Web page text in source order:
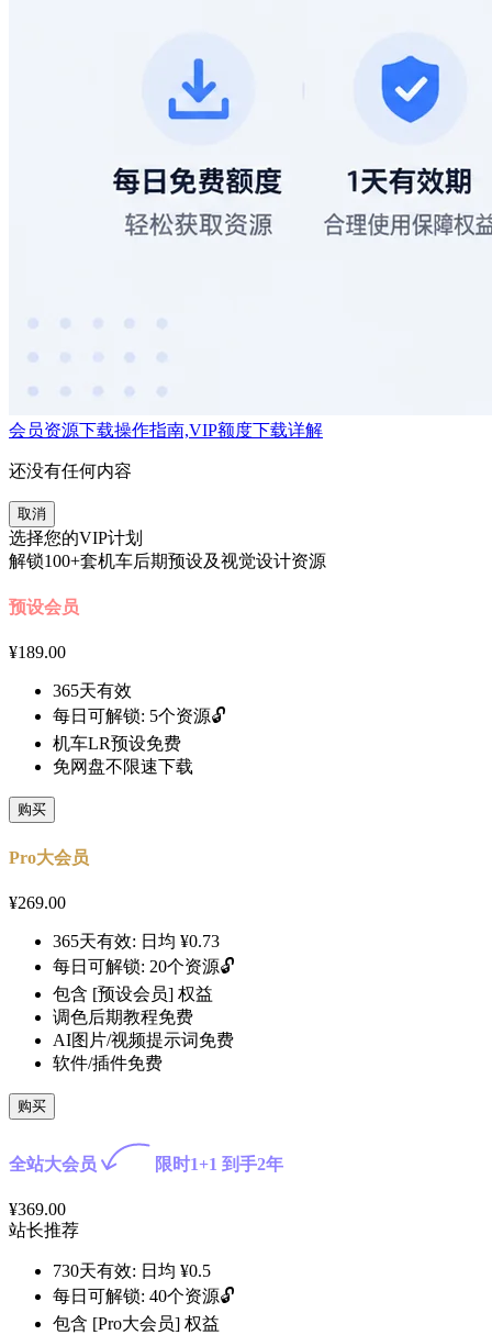
会员资源下载操作指南,VIP额度下载详解
还没有任何内容
取消
选择您的VIP计划
解锁100+套机车后期预设及视觉设计资源
预设会员
¥189.00
365天有效
每日可解锁: 5个资源🔓
机车LR预设免费
免网盘不限速下载
购买
Pro大会员
¥269.00
365天有效: 日均 ¥0.73
每日可解锁: 20个资源🔓
包含 [预设会员] 权益
调色后期教程免费
AI图片/视频提示词免费
软件/插件免费
购买
全站大会员 限时1+1 到手2年
¥369.00
站长推荐
730天有效: 日均 ¥0.5
每日可解锁: 40个资源🔓
包含 [Pro大会员] 权益